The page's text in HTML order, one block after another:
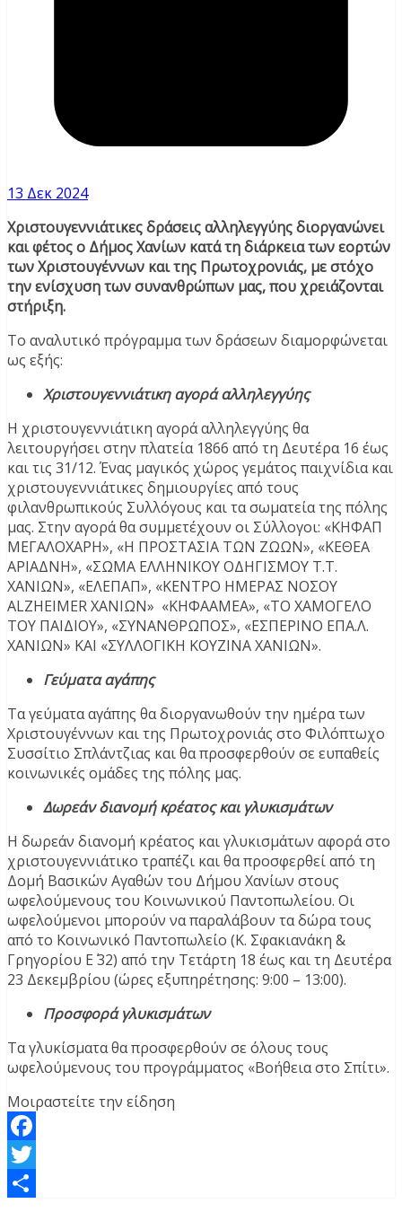
13 Δεκ 2024
Χριστουγεννιάτικες δράσεις αλληλεγγύης διοργανώνει
και φέτος ο Δήμος Χανίων κατά τη διάρκεια των εορτών
των Χριστουγέννων και της Πρωτοχρονιάς, με στόχο
την ενίσχυση των συνανθρώπων μας, που χρειάζονται
στήριξη.
Το αναλυτικό πρόγραμμα των δράσεων διαμορφώνεται
ως εξής:
Χριστουγεννιάτικη αγορά αλληλεγγύης
Η χριστουγεννιάτικη αγορά αλληλεγγύης θα
λειτουργήσει στην πλατεία 1866 από τη Δευτέρα 16 έως
και τις 31/12. Ένας μαγικός χώρος γεμάτος παιχνίδια και
χριστουγεννιάτικες δημιουργίες από τους
φιλανθρωπικούς Συλλόγους και τα σωματεία της πόλης
μας. Στην αγορά θα συμμετέχουν οι Σύλλογοι: «ΚΗΦΑΠ
ΜΕΓΑΛΟΧΑΡΗ», «Η ΠΡΟΣΤΑΣΙΑ ΤΩΝ ΖΩΩΝ», «ΚΕΘΕΑ
ΑΡΙΑΔΝΗ», «ΣΩΜΑ ΕΛΛΗΝΙΚΟΥ ΟΔΗΓΙΣΜΟΥ Τ.Τ.
ΧΑΝΙΩΝ», «ΕΛΕΠΑΠ», «ΚΕΝΤΡΟ ΗΜΕΡΑΣ ΝΟΣΟΥ
ALZHEIMER ΧΑΝΙΩΝ» «ΚΗΦΑΑΜΕΑ», «ΤΟ ΧΑΜΟΓΕΛΟ
ΤΟΥ ΠΑΙΔΙΟΥ», «ΣΥΝΑΝΘΡΩΠΟΣ», «ΕΣΠΕΡΙΝΟ ΕΠΑ.Λ.
ΧΑΝΙΩΝ» ΚΑΙ «ΣΥΛΛΟΓΙΚΗ ΚΟΥΖΙΝΑ ΧΑΝΙΩΝ».
Γεύματα αγάπης
Τα γεύματα αγάπης θα διοργανωθούν την ημέρα των
Χριστουγέννων και της Πρωτοχρονιάς στο Φιλόπτωχο
Συσσίτιο Σπλάντζιας και θα προσφερθούν σε ευπαθείς
κοινωνικές ομάδες της πόλης μας.
Δωρεάν διανομή κρέατος και γλυκισμάτων
Η δωρεάν διανομή κρέατος και γλυκισμάτων αφορά στο
χριστουγεννιάτικο τραπέζι και θα προσφερθεί από τη
Δομή Βασικών Αγαθών του Δήμου Χανίων στους
ωφελούμενους του Κοινωνικού Παντοπωλείου. Οι
ωφελούμενοι μπορούν να παραλάβουν τα δώρα τους
από το Κοινωνικό Παντοπωλείο (Κ. Σφακιανάκη &
Γρηγορίου Ε΄ 32) από την Τετάρτη 18 έως και τη Δευτέρα
23 Δεκεμβρίου (ώρες εξυπηρέτησης: 9:00 – 13:00).
Προσφορά γλυκισμάτων
Τα γλυκίσματα θα προσφερθούν σε όλους τους
ωφελούμενους του προγράμματος «Βοήθεια στο Σπίτι».
Μοιραστείτε την είδηση
Facebook
Twitter